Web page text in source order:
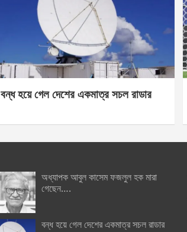
বন্ধ হয়ে গেল দেশের একমাত্র সচল রাডার
অধ্যাপক আবুল কাসেম ফজলুল হক মারা
গেছেন….
বন্ধ হয়ে গেল দেশের একমাত্র সচল রাডার